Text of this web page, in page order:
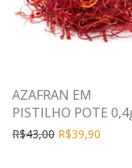
AZAFRAN EM
PISTILHO POTE
R$43,00 R$39,90